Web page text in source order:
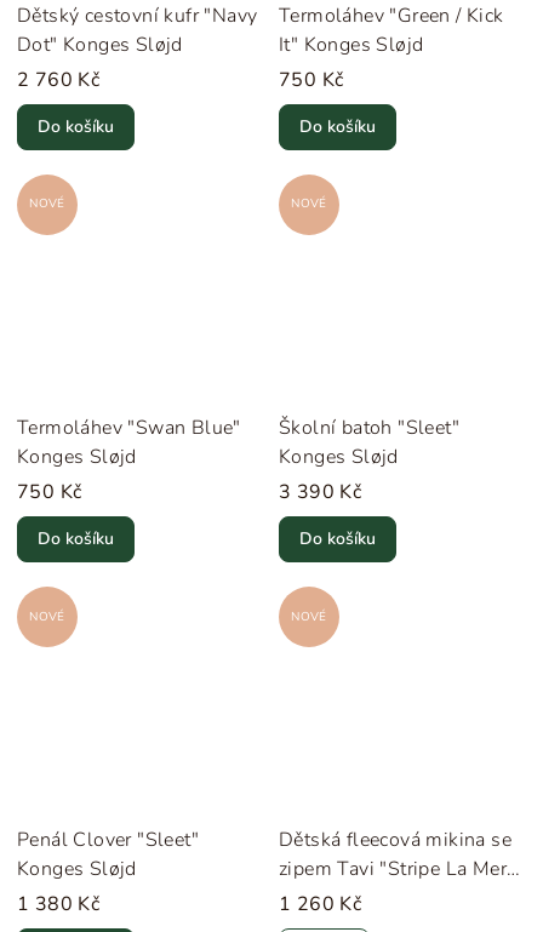
Dětský cestovní kufr "Navy
Dot" Konges Sløjd
2 760 Kč
Do košíku
Termoláhev "Green / Kick
It" Konges Sløjd
750 Kč
Do košíku
NOVÉ
Termoláhev "Swan Blue"
Konges Sløjd
750 Kč
Do košíku
NOVÉ
Školní batoh "Sleet"
Konges Sløjd
3 390 Kč
Do košíku
NOVÉ
Penál Clover "Sleet"
Konges Sløjd
1 380 Kč
NOVÉ
Dětská fleecová mikina se
zipem Tavi "Stripe La Mer"
Konges Sløjd
1 260 Kč